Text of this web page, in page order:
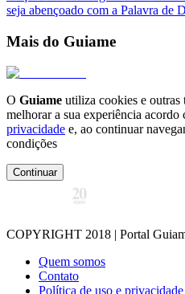
seja abençoado com a Palavra de
Mais do Guiame
O Guiame utiliza cookies e outras
melhorar a sua experiência acordo
privacidade e, ao continuar
condições
Continuar
COPYRIGHT 2018 | Portal
Quem somos
Contato
Política de uso e privacidade